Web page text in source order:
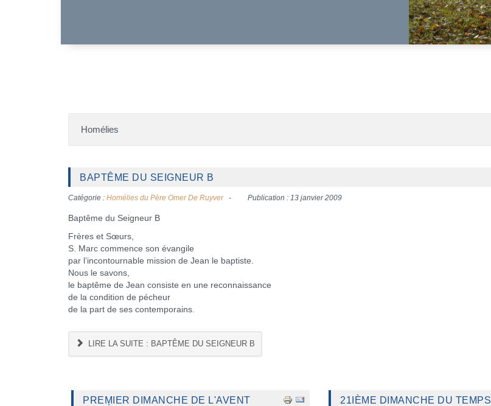
Homélies
BAPTÊME DU SEIGNEUR B
Catégorie : Homélies du Père Omer De Ruyver Publication : 13 janvier 2009
Baptême du Seigneur B
Frères et Sœurs,
S. Marc commence son évangile
par l’incontournable mission de Jean le baptiste.
Nous le savons,
le baptême de Jean consiste en une reconnaissance
de la condition de pécheur
de la part de ses contemporains.
LIRE LA SUITE : BAPTÊME DU SEIGNEUR B
PREMIER DIMANCHE DE L'AVENT
21IÈME DIMANCHE DU TEMPS